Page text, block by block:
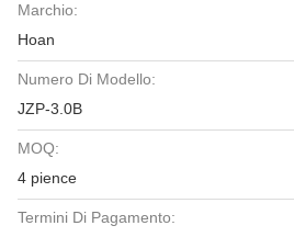
Marchio:
Hoan
Numero Di Modello:
JZP-3.0B
MOQ:
4 pience
Termini Di Pagamento: